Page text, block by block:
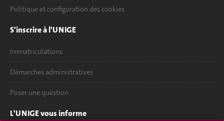
Politique et configuration des cookies
S'inscrire à l'UNIGE
Immatriculations
Démarches administratives
Poser une question
L'UNIGE vous informe